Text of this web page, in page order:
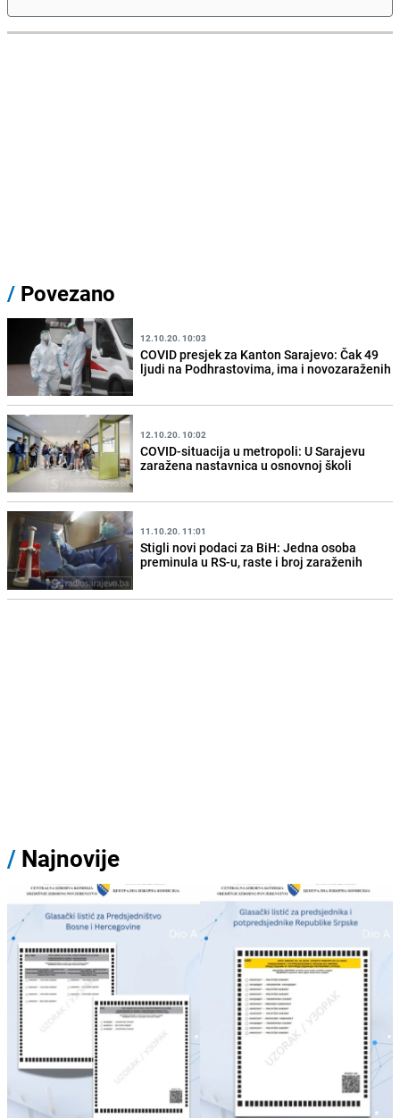
/ Povezano
12.10.20. 10:03
COVID presjek za Kanton Sarajevo: Čak 49
ljudi na Podhrastovima, ima i novozaraženih
12.10.20. 10:02
COVID-situacija u metropoli: U Sarajevu
zaražena nastavnica u osnovnoj školi
11.10.20. 11:01
Stigli novi podaci za BiH: Jedna osoba
preminula u RS-u, raste i broj zaraženih
/ Najnovije